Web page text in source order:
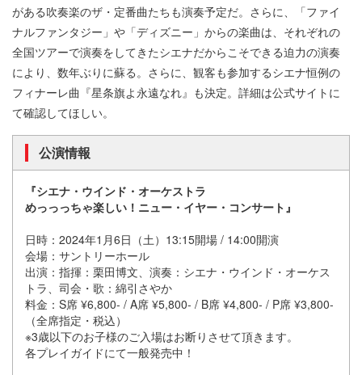
がある吹奏楽のザ・定番曲たちも演奏予定だ。さらに、「ファイ
ナルファンタジー」や「ディズニー」からの楽曲は、それぞれの
全国ツアーで演奏をしてきたシエナだからこそできる迫力の演奏
により、数年ぶりに蘇る。さらに、観客も参加するシエナ恒例の
フィナーレ曲『星条旗よ永遠なれ』も決定。詳細は公式サイトに
て確認してほしい。
公演情報
『シエナ・ウインド・オーケストラ
めっっっちゃ楽しい！ニュー・イヤー・コンサート』
日時：2024年1月6日（土）13:15開場 / 14:00開演
会場：サントリーホール
出演：指揮：栗田博文、演奏：シエナ・ウインド・オーケス
トラ、司会・歌：綿引さやか
料金：S席 ¥6,800- / A席 ¥5,800- / B席 ¥4,800- / P席 ¥3,800-
（全席指定・税込）
※3歳以下のお子様のご入場はお断りさせて頂きます。
各プレイガイドにて一般発売中！